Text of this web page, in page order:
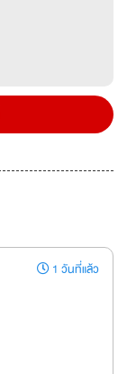
1 วันที่แล้ว